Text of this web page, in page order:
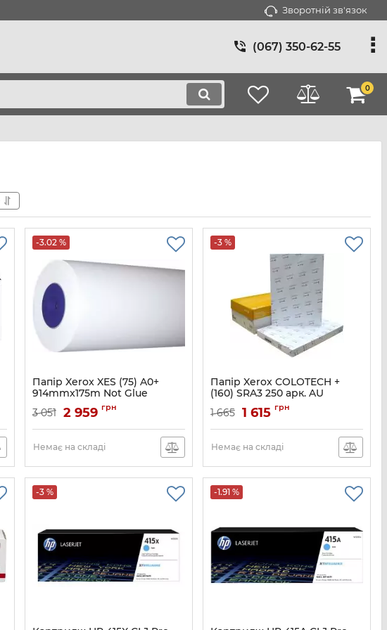
Зворотній зв'язок
(067) 350-62-55
0
-3.02 %
Папір Xerox XES (75) A0+
914mmx175m Not Glue
Артикул: 450L90243
3 051 2 959 грн
Немає на складі
-3 %
Папір Xerox COLOTECH +
(160) SRA3 250 арк. AU
Артикул: 003R98855
1 665 1 615 грн
Немає на складі
-3 % -1.91 %